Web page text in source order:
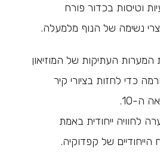
וטיסות בכדור פורח
נשימה של הנוף מלמעלה.
המערות העתיקות של המוזיאון
כדי לחזות בציורי קיר
ה-10.
לחוויה ייחודית באמת
הייחודיים של קפדוקיה.